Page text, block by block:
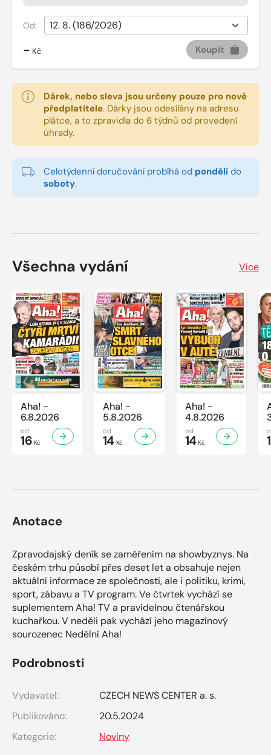
Od:
- Kč Koupit
Dárek, nebo sleva jsou určeny pouze pro nové
předplatitele. Dárky jsou odesílány na adresu
plátce, a to zpravidla do 6 týdnů od provedení
úhrady.
Celotýdenní doručování probíhá od pondělí do
soboty.
Všechna vydání Více
Aha! -
6.8.2026
od
16 Kč
Aha! -
5.8.2026
od
14Kč
Aha! -
4.8.2026
od
14Kč
Anotace
Zpravodajský deník se zaměřením na showbyznys. Na
českém trhu působí přes deset let a obsahuje nejen
aktuální informace ze společnosti, ale i politiku, krimi,
sport, zábavu a TV program. Ve čtvrtek vychází se
suplementem Aha! TV a pravidelnou čtenářskou
kuchařkou. V neděli pak vychází jeho magazínový
sourozenec Nedělní Aha!
Podrobnosti
Vydavatel:
CZECH NEWS CENTER a. s.
Publikováno:
20.5.2024
Kategorie:
Noviny